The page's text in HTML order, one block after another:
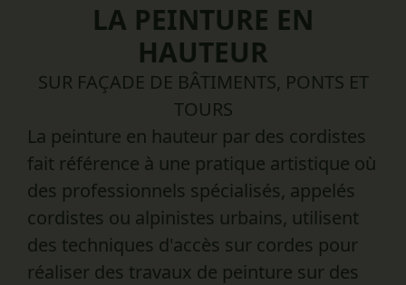
LA PEINTURE EN
HAUTEUR
SUR FAÇADE DE BÂTIMENTS, PONTS ET
TOURS
La peinture en hauteur par des cordistes
fait référence à une pratique artistique où
des professionnels spécialisés, appelés
cordistes ou alpinistes urbains, utilisent
des techniques d'accès sur cordes pour
réaliser des travaux de peinture sur des